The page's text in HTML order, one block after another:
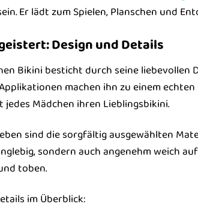
Er lädt zum Spielen, Planschen und
Design und Details
Bikini besticht durch seine liebevollen
machen ihn zu einem
Mädchen ihren Lieblingsbikini.
sind die sorgfältig ausgewählten
sondern auch angenehm weich
toben.
im Überblick: